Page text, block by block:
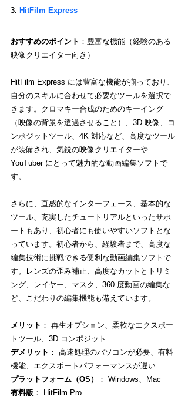
3. HitFilm Express
おすすめのポイント ：豊富な機能（経験のある
映像クリエイター向き）
HitFilm Express には豊富な機能が揃っており、
自分のスキルに合わせて必要なツールを選択で
きます。クロマキー合成のためのキーイング
（映像の背景を透過させること）、3D 映像、コ
ンポジットツール、4K 対応など、高度なツール
が装備され、気鋭の映像クリエイターや
YouTuber にとって魅力的な動画編集ソフトで
す。
さらに、直感的なインターフェース、基本的な
ツール、充実したチュートリアルといったサポ
ートもあり、初心者にも使いやすいソフトとな
っています。初心者から、経験者まで、高度な
編集技術に挑戦できる便利な動画編集ソフトで
す。レンズの歪み補正、高度なカットとトリミ
ング、レイヤー、マスク、360 度動画の編集な
ど、こだわりの編集機能も備えています。
メリット ： 再生オプション、柔軟なエクスポー
トツール、3D コンポジット
デメリット ： 高速処理のパソコンが必要、有料
機能、エクスポートパフォーマンスが遅い
プラットフォーム（OS）
： Windows、Mac
有料版 ： HitFilm Pro